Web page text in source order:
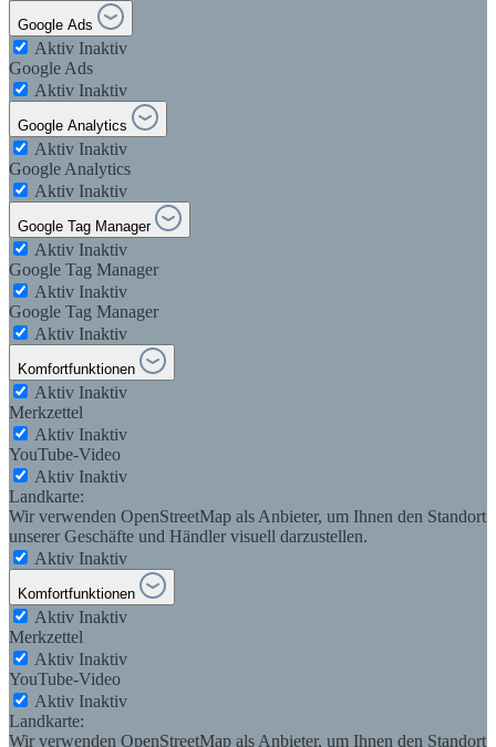
Google Ads
Aktiv Inaktiv
Google Ads
Aktiv Inaktiv
Google Analytics
Aktiv Inaktiv
Google Analytics
Aktiv Inaktiv
Google Tag Manager
Aktiv Inaktiv
Google Tag Manager
Aktiv Inaktiv
Google Tag Manager
Aktiv Inaktiv
Komfortfunktionen
Aktiv Inaktiv
Merkzettel
Aktiv Inaktiv
YouTube-Video
Aktiv Inaktiv
Landkarte:
Wir verwenden OpenStreetMap als Anbieter, um Ihnen den Standort
unserer Geschäfte und Händler visuell darzustellen.
Aktiv Inaktiv
Komfortfunktionen
Aktiv Inaktiv
Merkzettel
Aktiv Inaktiv
YouTube-Video
Aktiv Inaktiv
Landkarte:
Wir verwenden OpenStreetMap als Anbieter, um Ihnen den Standort